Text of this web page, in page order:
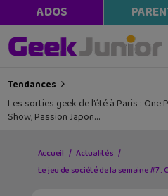
ADOS
Tendances
Les sorties geek de l’été à Paris : One
Show, Passion Japon…
Accueil
Actualités
Le jeu de société de la semaine #7 :